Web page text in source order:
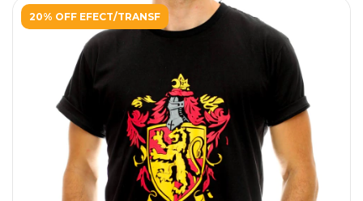
20% OFF EFECT/TRANSF